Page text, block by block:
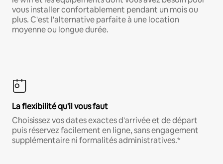
vous installer confortablement pendant un mois ou
plus. C'est l'alternative parfaite à une location
moyenne ou longue durée.
La flexibilité qu'il vous faut
Choisissez vos dates exactes d'arrivée et de départ
puis réservez facilement en ligne, sans engagement
supplémentaire ni formalités administratives.*